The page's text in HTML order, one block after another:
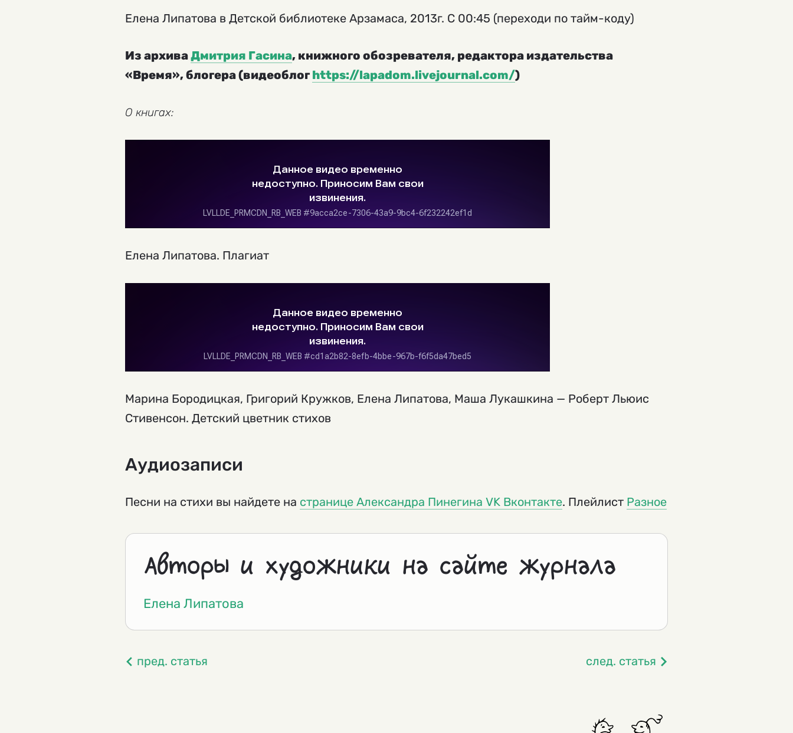
Елена Липатова в Детской библиотеке Арзамаса, 2013г. С 00:45 (переходи по тайм-коду)
Из архиваДмитрия Гасина, книжного обозревателя, редактора издательства
«Время», блогера (видеоблог https://lapadom.livejournal.com/)
О книгах:
Елена Липатова. Плагиат
Марина Бородицкая, Григорий Кружков, Елена Липатова, Маша Лукашкина — Роберт Льюис
Стивенсон. Детский цветник стихов
Аудиозаписи
Песни на стихи вы найдете на странице Александра Пинегина VK Вконтакте. Плейлист Разное
Авторы и художники на сайте журнала
Елена Липатова
пред. статья след. статья